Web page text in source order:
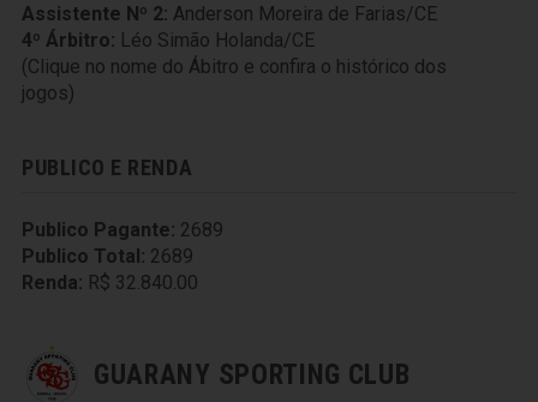
Assistente Nº 2: Anderson Moreira de Farias/CE
4º Árbitro: Léo Simão Holanda/CE
(Clique no nome do Ábitro e confira o histórico dos
jogos)
PUBLICO E RENDA
Publico Pagante: 2689
Publico Total: 2689
Renda: R$ 32.840.00
GUARANY SPORTING CLUB